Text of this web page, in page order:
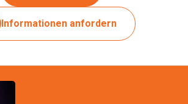
Informationen anfordern